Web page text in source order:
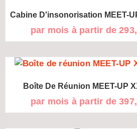
Cabine D'insonorisation MEET-
par mois à partir de
Boîte De Réunion MEET-UP
par mois à partir de